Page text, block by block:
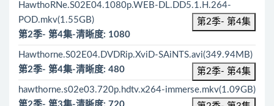
HawthoRNe.S02E04.1080p.WEB-DL.DD5.1.H.264-
POD.mkv(1.55GB)
第2季- 第4集
第2季- 第4集-清晰度: 1080
Hawthorne.S02E04.DVDRip.XviD-SAiNTS.avi(349.94MB)
第2季- 第4集
第2季- 第4集-清晰度: 480
hawthorne.s02e03.720p.hdtv.x264-immerse.mkv(1.09GB)